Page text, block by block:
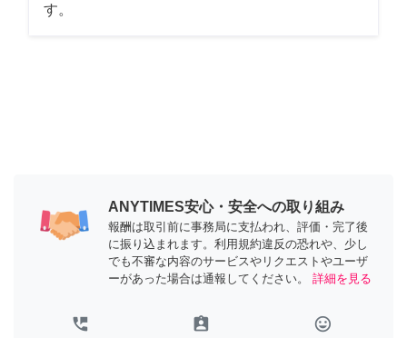
す。
ANYTIMES安心・安全への取り組み
報酬は取引前に事務局に支払われ、評価・完了後
に振り込まれます。利用規約違反の恐れや、少し
でも不審な内容のサービスやリクエストやユーザ
ーがあった場合は通報してください。
詳細を見る
perm_phone_msg assignment_ind tag_faces